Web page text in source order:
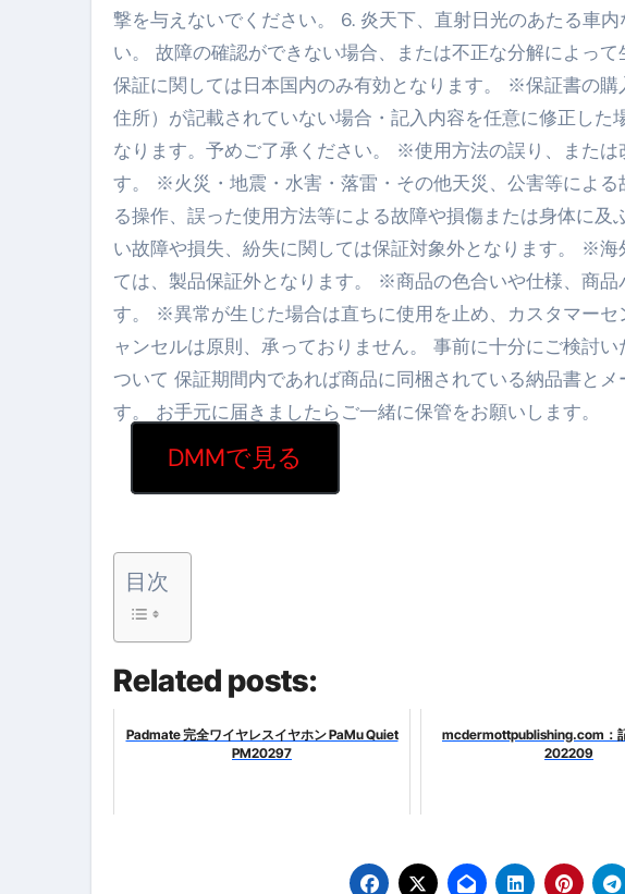
撃を与えないでください。 6. 炎天下、直射日光のあたる車
い。 故障の確認ができない場合、または不正な分解によっ
保証に関しては日本国内のみ有効となります。 ※保証書の
住所）が記載されていない場合・記入内容を任意に修正し
なります。予めご了承ください。 ※使用方法の誤り、また
す。 ※火災・地震・水害・落雷・その他天災、公害等によ
る操作、誤った使用方法等による故障や損傷または身体に
い故障や損失、紛失に関しては保証対象外となります。 ※
ては、製品保証外となります。 ※商品の色合いや仕様、商
す。 ※異常が生じた場合は直ちに使用を止め、カスタマー
ャンセルは原則、承っておりません。 事前に十分にご検討
ついて 保証期間内であれば商品に同梱されている納品書と
す。 お手元に届きましたらご一緒に保管をお願いします。
DMMで見る
目次
Related posts:
Padmate 完全ワイヤレスイヤホン PaMu Quiet
PM20297
mcdermottpublishing.com：
202209